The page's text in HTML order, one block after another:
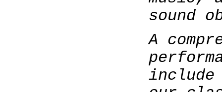
sound
A